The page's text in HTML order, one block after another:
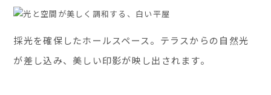
採光を確保したホールスペース。テラスからの自然光
が差し込み、美しい印影が映し出されます。